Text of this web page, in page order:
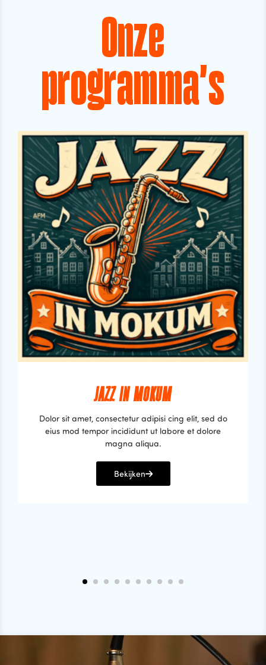
Onze
programma's
JAZZ IN MOKUM
Dolor sit amet, consectetur adipisi cing elit, sed do
eius mod tempor incididunt ut labore et dolore
magna aliqua.
Bekijken